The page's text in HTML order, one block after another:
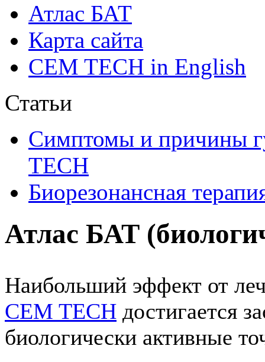
Атлас БАТ
Карта сайта
CEM TECH in English
Статьи
Симптомы и причины
ТЕСН
Биорезонансная
Атлас БАТ
Наибольший эффект от
CEM TECH достигается
биологически активные